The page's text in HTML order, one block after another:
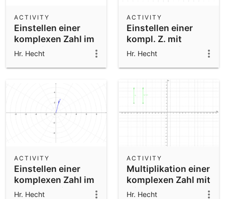
Einstellen einer
komplexen Zahl im
kartesischen KOO-
ACTIVITY
Hr. Hecht
Einstellen einer
kompl. Z. mit
Polarkoord. im kart.
ACTIVITY
Hr. Hecht
Einstellen einer
komplexen Zahl im
Polarkoordinatensystem
ACTIVITY
Hr. Hecht
Multiplikation einer
komplexen Zahl mit
(-i)
ACTIVITY
Hr. Hecht